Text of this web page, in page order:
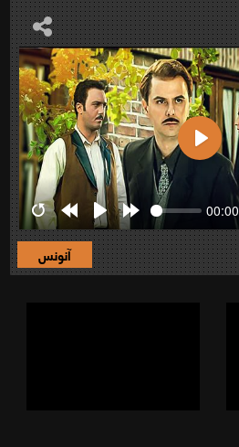
RestartRewind
10s
Play Forward
10s
00:00
Play
آنونس